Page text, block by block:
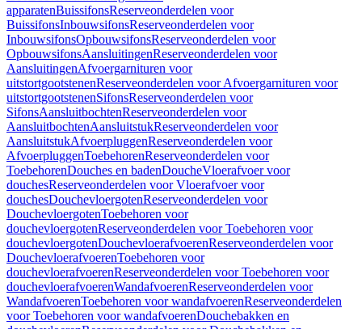
apparatenBuissifonsReserveonderdelen voor
BuissifonsInbouwsifonsReserveonderdelen voor
InbouwsifonsOpbouwsifonsReserveonderdelen voor
OpbouwsifonsAansluitingenReserveonderdelen voor
AansluitingenAfvoergarnituren voor
uitstortgootstenenReserveonderdelen voor Afvoergarnituren voor
uitstortgootstenenSifonsReserveonderdelen voor
SifonsAansluitbochtenReserveonderdelen voor
AansluitbochtenAansluitstukReserveonderdelen voor
AansluitstukAfvoerpluggenReserveonderdelen voor
AfvoerpluggenToebehorenReserveonderdelen voor
ToebehorenDouches en badenDoucheVloerafvoer voor
douchesReserveonderdelen voor Vloerafvoer voor
douchesDouchevloergotenReserveonderdelen voor
DouchevloergotenToebehoren voor
douchevloergotenReserveonderdelen voor Toebehoren voor
douchevloergotenDouchevloerafvoerenReserveonderdelen voor
DouchevloerafvoerenToebehoren voor
douchevloerafvoerenReserveonderdelen voor Toebehoren voor
douchevloerafvoerenWandafvoerenReserveonderdelen voor
WandafvoerenToebehoren voor wandafvoerenReserveonderdelen
voor Toebehoren voor wandafvoerenDouchebakken en